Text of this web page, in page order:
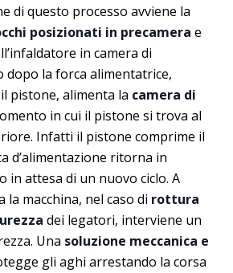
di questo processo avviene la
posizionati in precamera e
in camera di
dopo la forca alimentatrice,
pistone, alimenta la camera di
in cui il pistone si trova al
Infatti il pistone comprime il
d’alimentazione ritorna in
in attesa di un nuovo ciclo. A
macchina, nel caso di rottura
dei legatori, interviene un
Una soluzione meccanica e
gli aghi arrestando la corsa